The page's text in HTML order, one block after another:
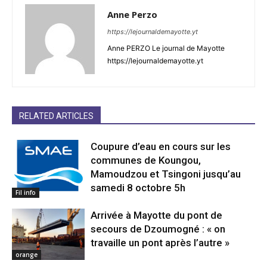
Anne Perzo
https://lejournaldemayotte.yt
Anne PERZO Le journal de Mayotte
https://lejournaldemayotte.yt
RELATED ARTICLES
Fil info
Coupure d’eau en cours sur les
communes de Koungou,
Mamoudzou et Tsingoni jusqu’au
samedi 8 octobre 5h
orange
Arrivée à Mayotte du pont de
secours de Dzoumogné : « on
travaille un pont après l’autre »